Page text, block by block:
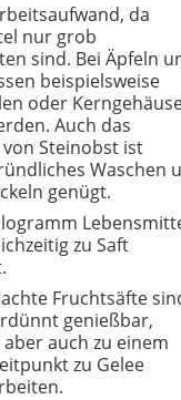
da
nur grob
sind. Bei Äpfeln
beispielsweise
oder
Auch das
Steinobst ist
Waschen
genügt.
zu Saft
Fruchtsäfte
genießbar,
auch zu einem
zu Gelee